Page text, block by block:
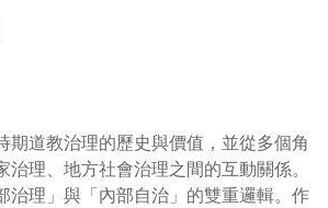
期道教治理的歷史與價值，並從多個角
治理、地方社會治理之間的互動關係。
治理」與「內部自治」的雙重邏輯。作